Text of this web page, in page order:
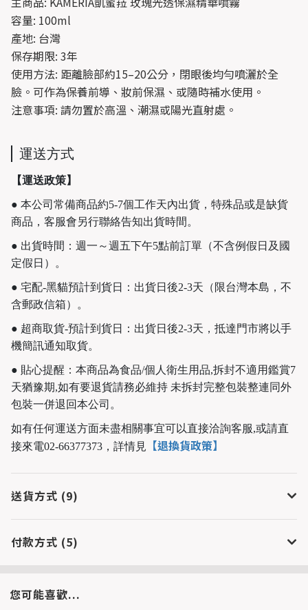
容量: 100ml
產地: 台灣
保存期限: 3年
使用方法: 距離臉部約15–20公分，閉眼後均勻噴灑於全
臉。可作為保養前導、妝前保濕、或隨時補水使用。
注意事項: 請勿置於高溫、潮濕或陽光直射處。
運送方式
【運送政策】
● 本公司常備商品約5-7個工作天內出貨，特殊品或是缺貨
商品，客服會另行聯絡告知出貨時間。
● 出貨時間：週一～週五下午5點前訂單（不含例假日及國
定假日）。
● 宅配-黑貓預計到貨日：出貨日後2-3天（限台灣本島，不
含郵政信箱）。
● 超商取貨-預計到貨日：出貨日後2-3天，抵達門市將以手
機簡訊通知取貨。
● 貼心提醒：本商品為食品/個人衛生用品,拆封不適用鑑賞7
天猶豫期,如有要退貨請務必維持 未拆封完整包裝整連同外
包裝一併退回本公司。
如有任何運送方面未盡相關事宜可以直接洽詢客服,或請直
接來電02-66377373， 詳情見 【退換貨政策】
送貨方式 (9)
付款方式 (5)
您可能喜歡...